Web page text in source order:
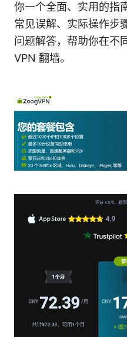
你一个全面、实用的指
常见误解、实际操作步
问题解答，帮助你在不
VPN 翻墙。